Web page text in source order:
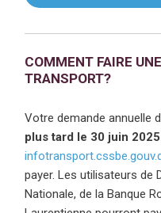
COMMENT FAIRE
TRANSPORT?
Votre demande
plus tard le 30 juin 2025
payer. Les utilisateurs de
Nationale, de la Banque